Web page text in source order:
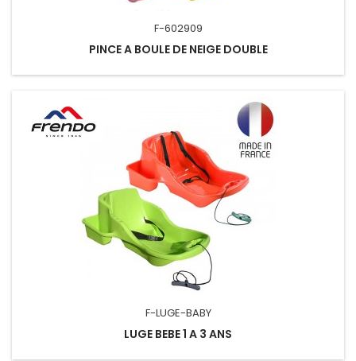
F-602909
PINCE A BOULE DE NEIGE DOUBLE
F-LUGE-BABY
LUGE BEBE 1 A 3 ANS